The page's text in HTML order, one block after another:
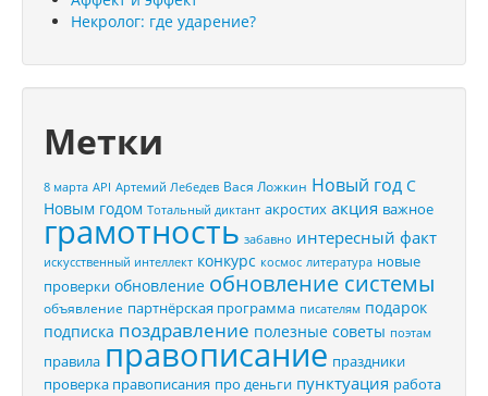
Некролог: где ударение?
Метки
8 марта API Артемий Лебедев Вася Ложкин Новый год С
Новым годом Тотальный диктант акростих акция важное
грамотность забавно интересный факт
искусственный интеллект конкурс космос литература новые
проверки обновление обновление системы
объявление партнёрская программа писателям подарок
подписка поздравление полезные советы поэтам
правила правописание праздники
проверка правописания про деньги пунктуация работа